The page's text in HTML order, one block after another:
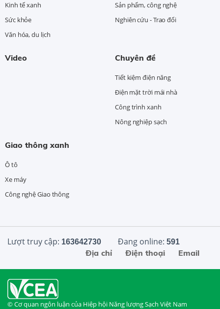
Kinh tế xanh
Sức khỏe
Văn hóa, du lịch
Sản phẩm, công nghệ
Nghiên cứu - Trao đổi
Video Chuyên đề
Tiết kiệm điện năng
Điện mặt trời mái nhà
Công trình xanh
Nông nghiệp sạch
Giao thông xanh
Ô tô
Xe máy
Công nghệ Giao thông
Lượt truy cập: 163642730 Đang online: 591
Email
Điện thoại
Địa chỉ
© Cơ quan ngôn luận của Hiệp hội Năng lượng Sạch Việt Nam